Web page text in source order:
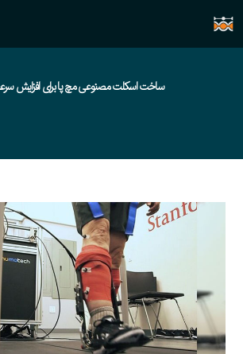
ساخت اسکلت مصنوعی مچ پا برای افزایش